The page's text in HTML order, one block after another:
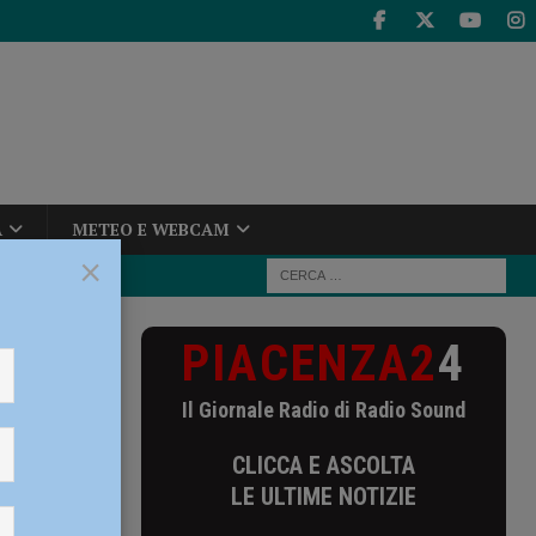
METEO E WEBCAM
PIACENZA24
Il Giornale Radio di Radio Sound
CLICCA E ASCOLTA
LE ULTIME NOTIZIE
×